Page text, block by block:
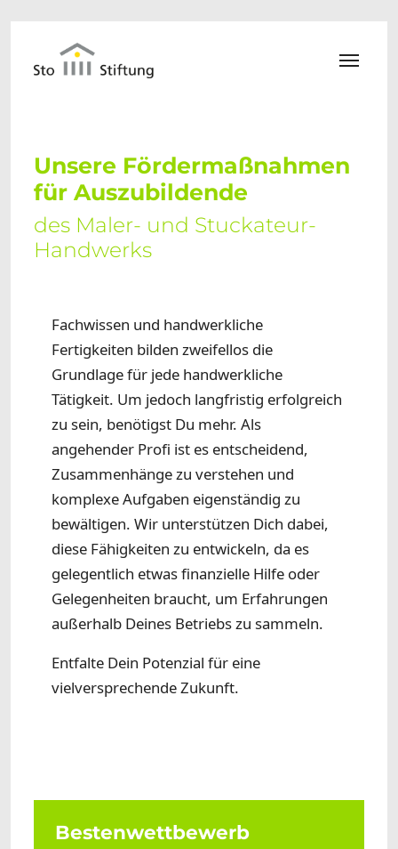
Unsere Fördermaßnahmen
für Auszubildende
des Maler- und Stuckateur-
Handwerks
Fachwissen und handwerkliche
Fertigkeiten bilden zweifellos die
Grundlage für jede handwerkliche
Tätigkeit. Um jedoch langfristig erfolgreich
zu sein, benötigst Du mehr. Als
angehender Profi ist es entscheidend,
Zusammenhänge zu verstehen und
komplexe Aufgaben eigenständig zu
bewältigen. Wir unterstützen Dich dabei,
diese Fähigkeiten zu entwickeln, da es
gelegentlich etwas finanzielle Hilfe oder
Gelegenheiten braucht, um Erfahrungen
außerhalb Deines Betriebs zu sammeln.
Entfalte Dein Potenzial für eine
vielversprechende Zukunft.
Bestenwettbewerb